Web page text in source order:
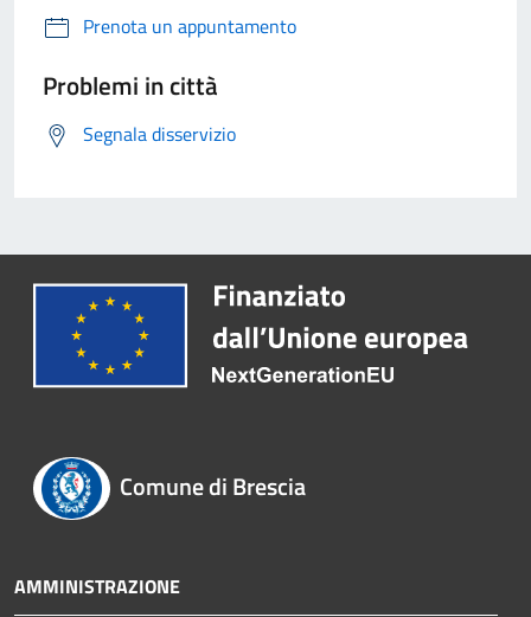
Prenota un appuntamento
Problemi in città
Segnala disservizio
Comune di Brescia
AMMINISTRAZIONE